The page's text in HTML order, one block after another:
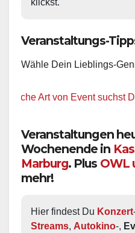
klickst.
Veranstaltungs-
Wähle Dein Lieblings-
Art von Event suchst Du
Veranstaltungen
Wochenende in
Marburg. Plus OWL
mehr!
Hier findest Du Konzert
Streams, Autokino-,